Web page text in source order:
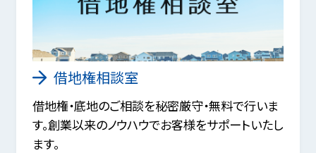
借地権相談室
借地権・底地のご相談を秘密厳守・無料で行いま
す。創業以来のノウハウでお客様をサポートいたし
ます。